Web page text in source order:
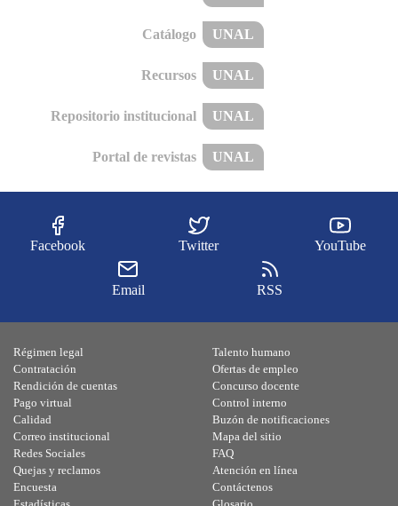
Catálogo UNAL
Recursos UNAL
Repositorio institucional UNAL
Portal de revistas UNAL
Facebook Twitter YouTube
Email RSS
Régimen legal
Contratación
Rendición de cuentas
Pago virtual
Calidad
Talento humano
Ofertas de empleo
Concurso docente
Control interno
Buzón de notificaciones
Correo institucional
Redes Sociales
Quejas y reclamos
Encuesta
Mapa del sitio
FAQ
Atención en línea
Contáctenos